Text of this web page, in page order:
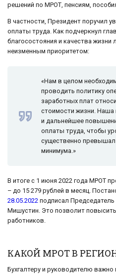
решений по МРОТ, пенсиям,
В частности, Президент поручил
оплаты труда. Как подчеркнул
благосостояния и качества
неизменным приоритетом:
«Нам в целом
проводить политику
заработных плат
стоимости жизни. Наша
и дальнейшее
оплаты труда, чтобы
существенно
минимума.»
В итоге с 1 июня 2022 года МРОТ
– до 15 279 рублей в месяц.
28.05.2022 подписал
Мишустин. Это позволит
работников.
КАКОЙ МРОТ В
Бухгалтеру и руководителю